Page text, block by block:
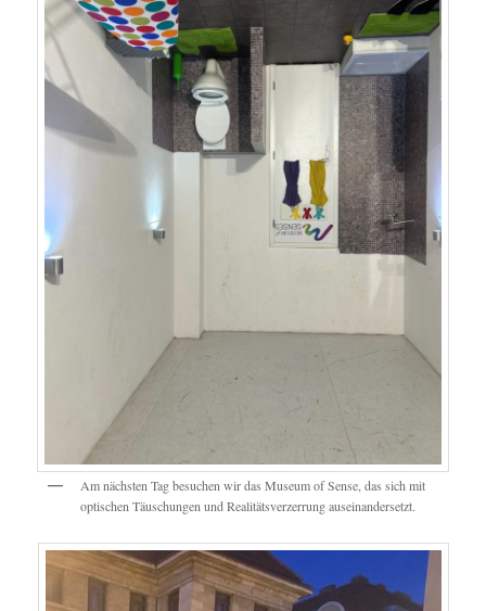
Am nächsten Tag besuchen wir das Museum of Sense, das sich mit
optischen Täuschungen und Realitätsverzerrung auseinandersetzt.